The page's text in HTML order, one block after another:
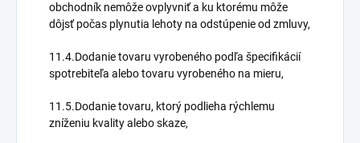
obchodník nemôže ovplyvniť a ku ktorému môže
dôjsť počas plynutia lehoty na odstúpenie od zmluvy,
11.4.Dodanie tovaru vyrobeného podľa špecifikácií
spotrebiteľa alebo tovaru vyrobeného na mieru,
11.5.Dodanie tovaru, ktorý podlieha rýchlemu
zníženiu kvality alebo skaze,